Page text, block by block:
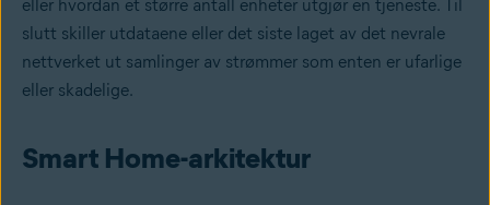
eller hvordan et større antall enheter utgjør en tjeneste. Til
slutt skiller utdataene eller det siste laget av det nevrale
nettverket ut samlinger av strømmer som enten er ufarlige
eller skadelige.
Smart Home-arkitektur